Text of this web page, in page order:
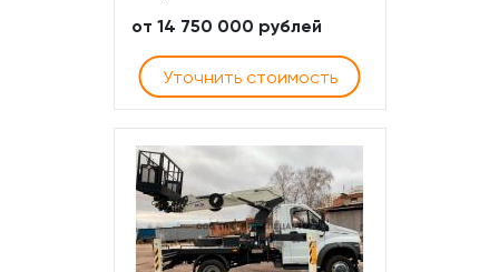
от 14 750 000 рублей
Уточнить стоимость